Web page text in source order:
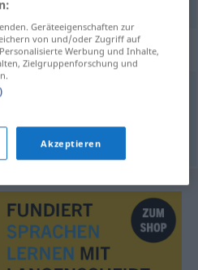
"unfruchtbar"
Geräteeigenschaften zur
von und/oder Zugriff auf
Werbung und Inhalte,
Zielgruppenforschung und
Akzeptieren